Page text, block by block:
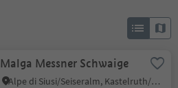
Malga Messner Schwaige
Alpe di Siusi/Seiseralm, Kastelruth/Castelrotto, Dolomites Region Seiser Alm